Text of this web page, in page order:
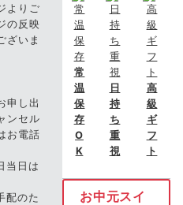
よりご
の反映
ざいま
申し出
ンセル
お電話
当日は
配のた
常
温
保
存
O
K
日
持
ち
重
視
高
級
ギ
フ
ト
お中元スイ